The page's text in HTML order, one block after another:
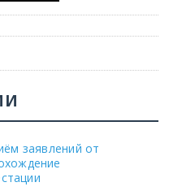
заявлений от